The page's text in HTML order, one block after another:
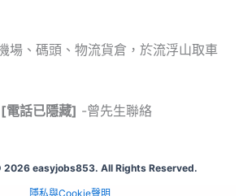
場、碼頭、物流貨倉，於流浮山取車
[電話已隱藏] -曾先生聯絡
easyjobs853. All Rights Reserved.
隱私與Cookie聲明